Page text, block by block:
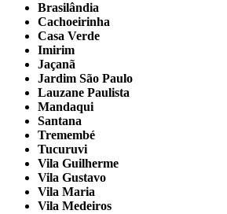
Brasilândia
Cachoeirinha
Casa Verde
Imirim
Jaçanã
Jardim São Paulo
Lauzane Paulista
Mandaqui
Santana
Tremembé
Tucuruvi
Vila Guilherme
Vila Gustavo
Vila Maria
Vila Medeiros